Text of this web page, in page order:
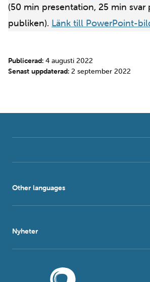
(50 min presentation, 25 min svar
publiken). Länk till PowerPoint-
Publicerad: 4 augusti 2022
Senast uppdaterad: 2 september 2022
Other languages
Nyheter